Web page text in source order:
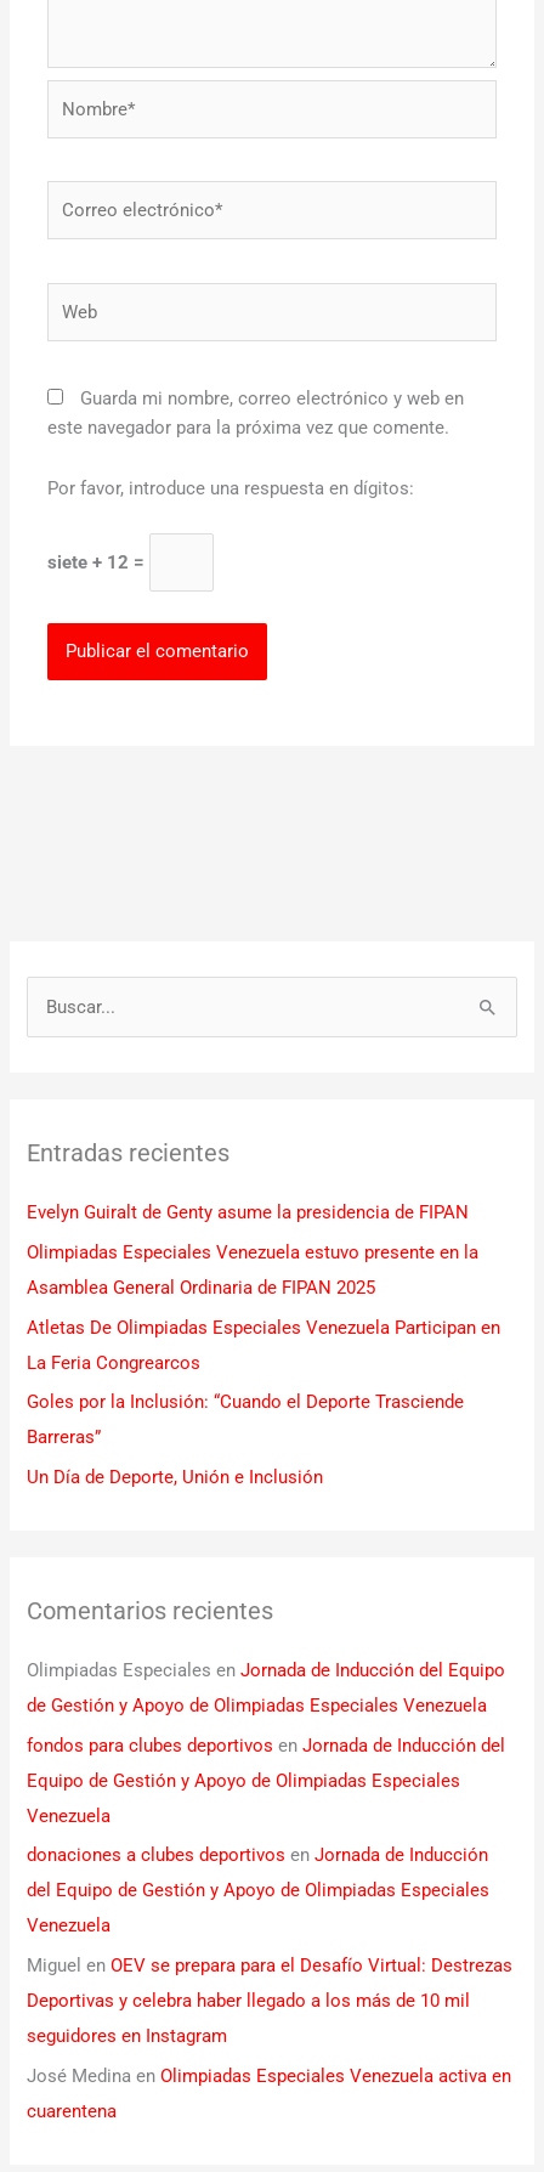
Guarda mi nombre, correo electrónico y web en
este navegador para la próxima vez que comente.
Por favor, introduce una respuesta en dígitos:
siete + 12 =
a
p
o
r
:
Entradas recientes
Evelyn Guiralt de Genty asume la presidencia de FIPAN
Olimpiadas Especiales Venezuela estuvo presente en la
Asamblea General Ordinaria de FIPAN 2025
Atletas De Olimpiadas Especiales Venezuela Participan en
La Feria Congrearcos
Goles por la Inclusión: “Cuando el Deporte Trasciende
Barreras”
Un Día de Deporte, Unión e Inclusión
Comentarios recientes
Olimpiadas Especiales enJornada de Inducción del Equipo
de Gestión y Apoyo de Olimpiadas Especiales Venezuela
fondos para clubes deportivos enJornada de Inducción del
Equipo de Gestión y Apoyo de Olimpiadas Especiales
Venezuela
donaciones a clubes deportivos enJornada de Inducción
del Equipo de Gestión y Apoyo de Olimpiadas Especiales
Venezuela
Miguel enOEV se prepara para el Desafío Virtual: Destrezas
Deportivas y celebra haber llegado a los más de 10 mil
seguidores en Instagram
José Medina enOlimpiadas Especiales Venezuela activa en
cuarentena